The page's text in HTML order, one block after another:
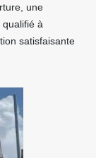
une
à
satisfaisante